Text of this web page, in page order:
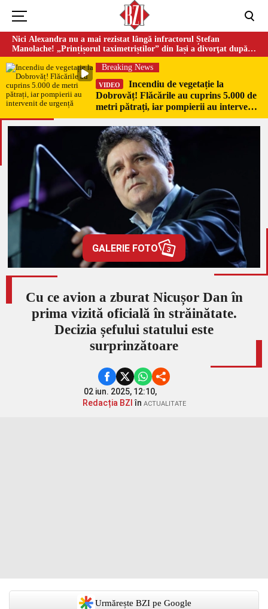
Nici Alexandra nu a mai rezistat lângă infractorul Ștefan
Manolache! „Prințișorul taximetriștilor” din Iași a divorţat după
doi ani de căsnicie
Breaking News
VIDEO
Incendiu de vegetație la
Dobrovăț! Flăcările au cuprins 5.000 de
metri pătrați, iar pompierii au intervenit
de urgență
GALERIE FOTO 3
Cu ce avion a zburat Nicușor Dan în
prima vizită oficială în străinătate.
Decizia șefului statului este
surprinzătoare
02 iun. 2025, 12:10,
Redacția BZI în ACTUALITATE
Urmărește BZI pe Google